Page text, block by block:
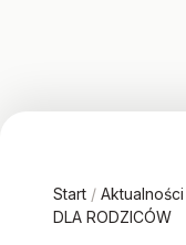
Start / Aktualności
DLA RODZICÓW